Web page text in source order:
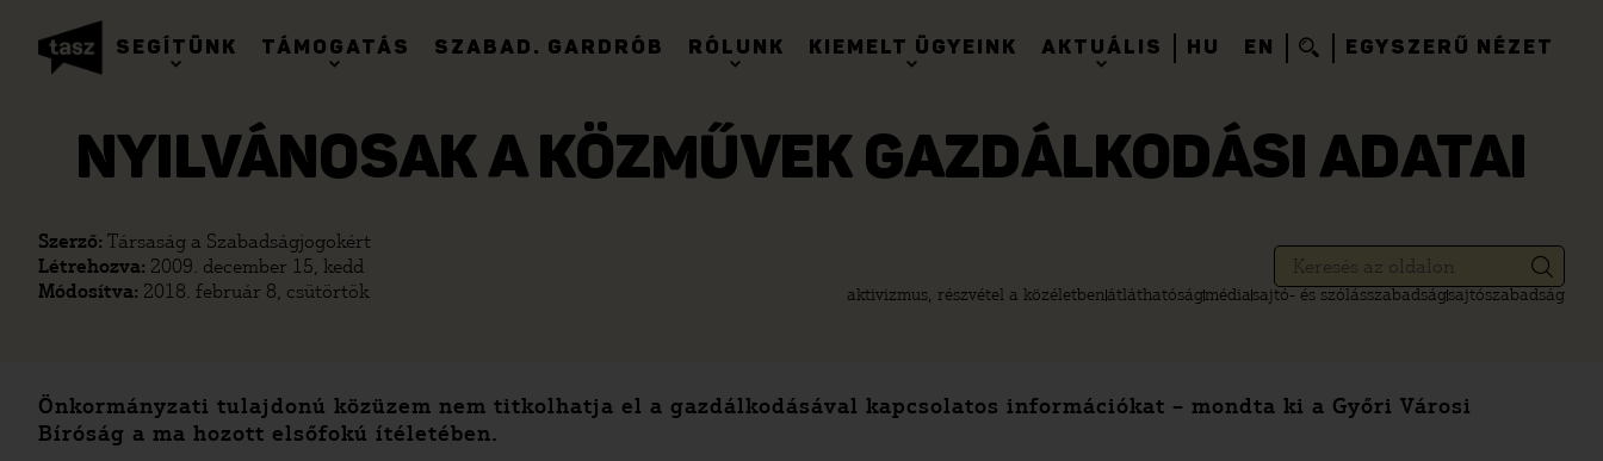
SEGÍTÜNK TÁMOGATÁS SZABAD. GARDRÓB RÓLUNK KIEMELT ÜGYEINK AKTUÁLIS HU EN EGYSZERŰ NÉZET
NYILVÁNOSAK A KÖZMŰVEK GAZDÁLKODÁSI ADATAI
Szerző: Társaság a Szabadságjogokért
Létrehozva: 2009. december 15, kedd
Módosítva: 2018. február 8, csütörtök aktivizmus, részvétel a közéletbenátláthatóságmédiasajtó- és szólásszabadságsajtószabadság
Önkormányzati tulajdonú közüzem nem titkolhatja el a gazdálkodásával kapcsolatos információkat – mondta ki a Győri Városi
Bíróság a ma hozott elsőfokú ítéletében.